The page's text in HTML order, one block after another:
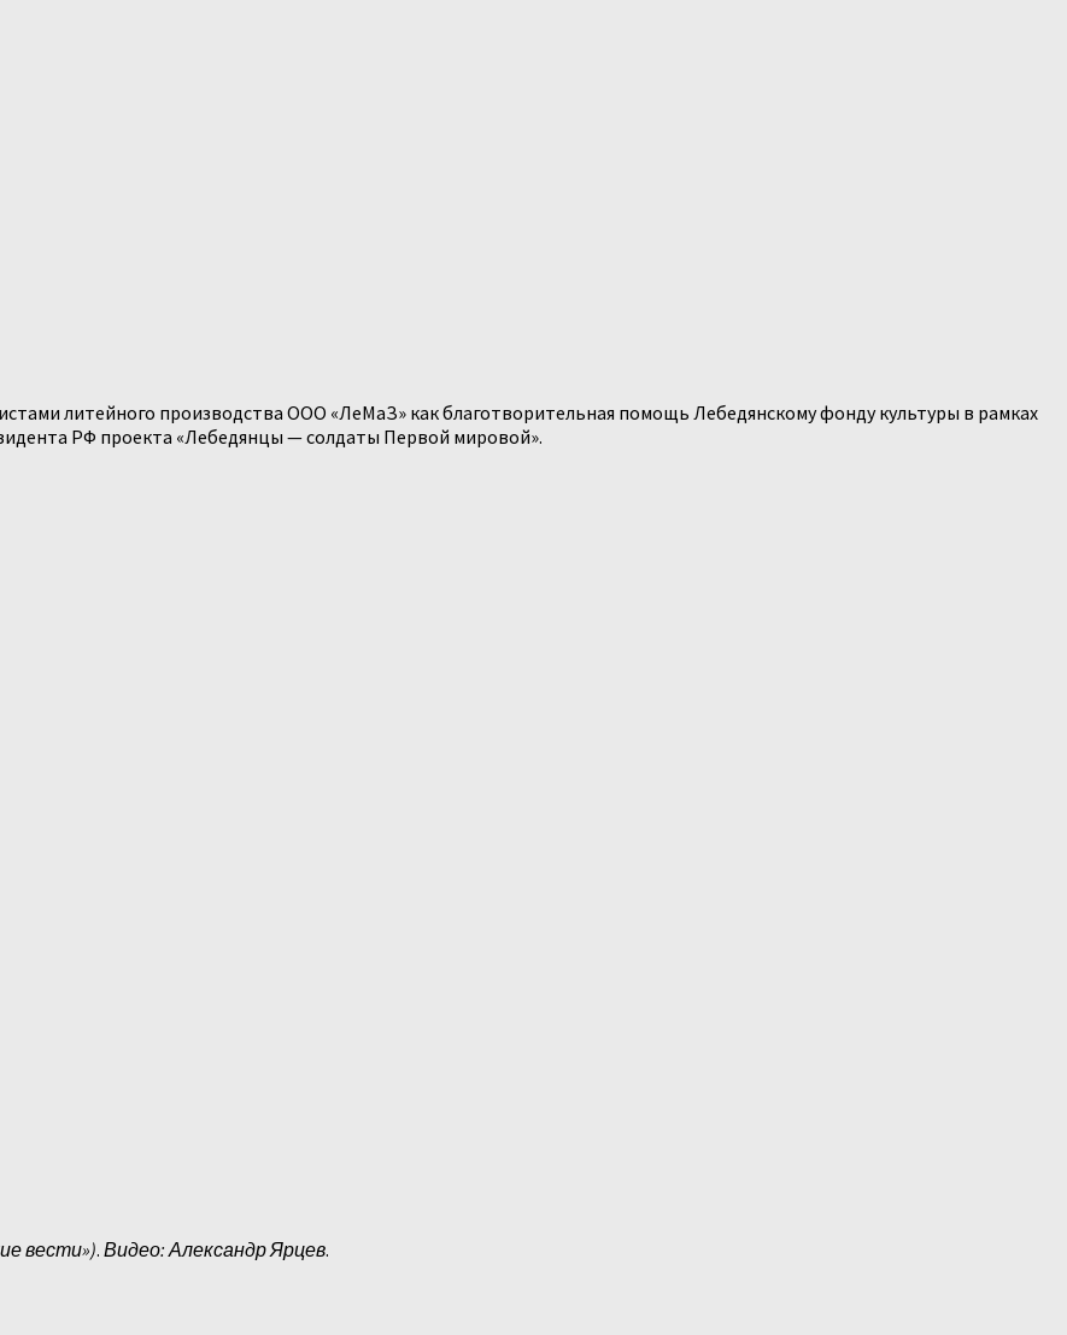
литейного производства ООО «ЛеМаЗ» как благотворительная помощь Лебедянскому фонду культуры в рамках
РФ проекта «Лебедянцы — солдаты Первой мировой».
вести»). Видео: Александр Ярцев.